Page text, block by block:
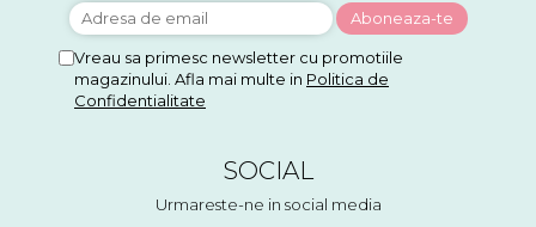
Vreau sa primesc newsletter cu promotiile
magazinului. Afla mai multe in Politica de
Confidentialitate
SOCIAL
Urmareste-ne in social media